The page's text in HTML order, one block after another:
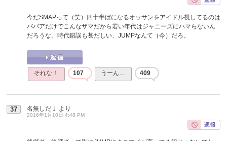
今だSMAPって（笑）四十半ばになるオッサンをアイドル視してるのは
ババアだけでこんなザマだから若い年代はジャニーズにハマらないん
だろうな。時代錯誤も甚だしい、JUMPなんて（今）だろ。
それな！ 107 うーん… 409
37 名無しだＪ より
2016年1月10日 4:48 PM